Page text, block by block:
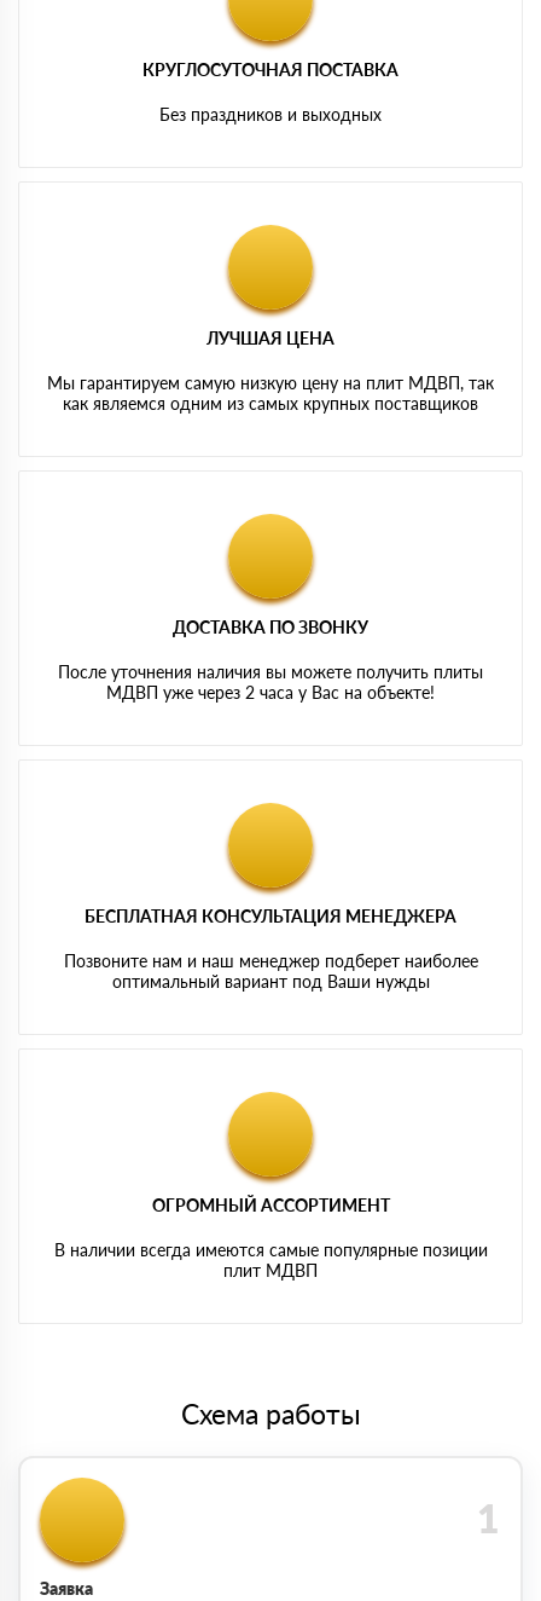
КРУГЛОСУТОЧНАЯ ПОСТАВКА
Без праздников и выходных
ЛУЧШАЯ ЦЕНА
Мы гарантируем самую низкую цену на плит МДВП, так
как являемся одним из самых крупных поставщиков
ДОСТАВКА ПО ЗВОНКУ
После уточнения наличия вы можете получить плиты
МДВП уже через 2 часа у Вас на объекте!
БЕСПЛАТНАЯ КОНСУЛЬТАЦИЯ МЕНЕДЖЕРА
Позвоните нам и наш менеджер подберет наиболее
оптимальный вариант под Ваши нужды
ОГРОМНЫЙ АССОРТИМЕНТ
В наличии всегда имеются самые популярные позиции
плит МДВП
Схема работы
Заявка